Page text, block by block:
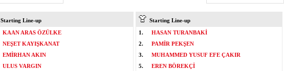
Starting Line-up
KAAN ARAS ÖZÜLKE
NEŞET KAYIŞKANAT
EMİRHAN AKIN
ULUS VARGIN
Starting Line-up
1.
HASAN TURANBAKİ
2.
PAMİR PEKŞEN
3.
MUHAMMED YUSUF EFE ÇAKIR
5.
EREN BÖREKÇİ